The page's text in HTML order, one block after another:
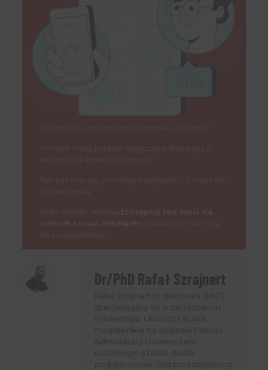
Dr/PhD Rafał Szrajnert
Rafał Szrajnert to doktorant (PhD)
specjalizujący się w zarządzaniu i
marketingu. Ukończył studia
magisterskie na wydziale Prawa i
Administracji Uniwersytetu
Łódzkiego, a także studia
podyplomowe. Jest przedsiębiorcą